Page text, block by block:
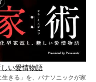
い愛情物語
きる」を、パナソニックが家